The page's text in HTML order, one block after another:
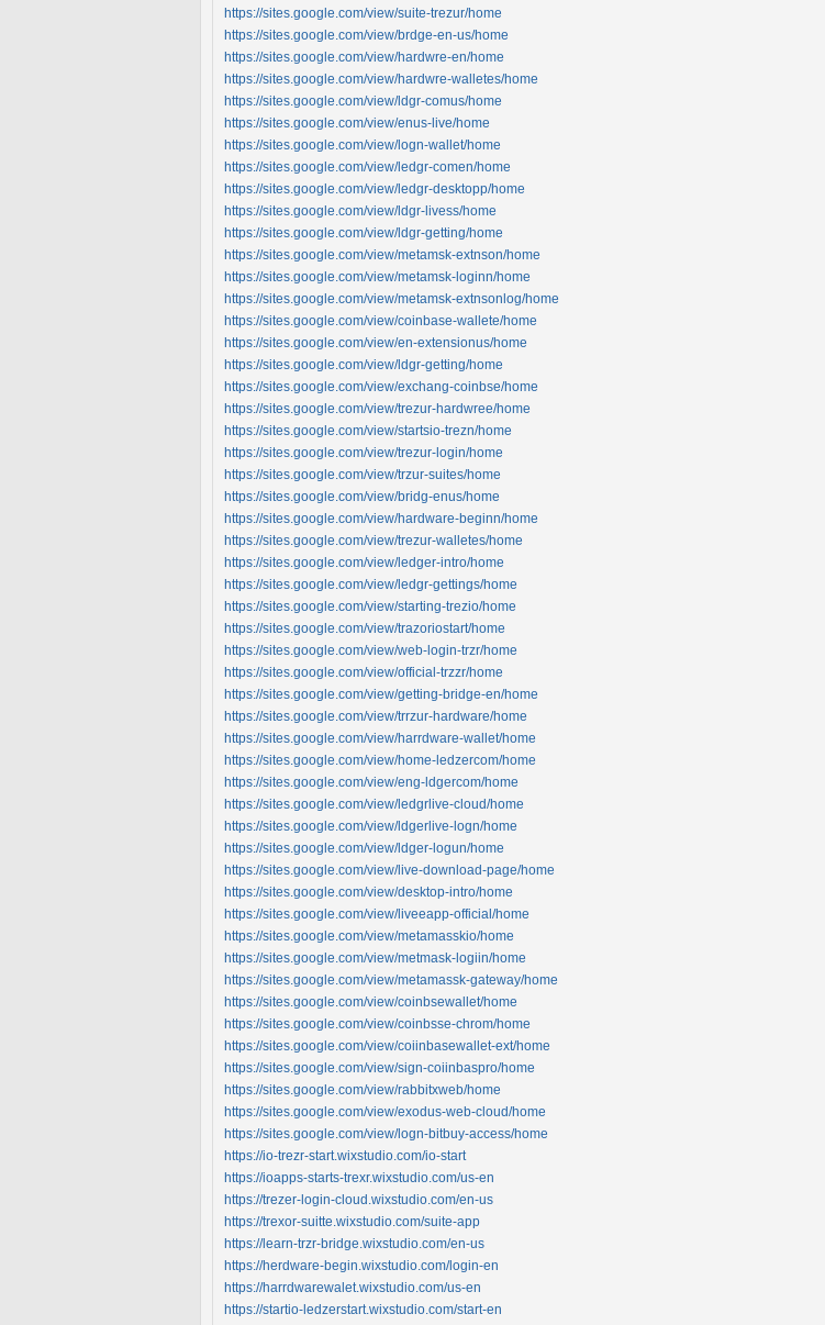
https://sites.google.com/view/suite-trezur/home
https://sites.google.com/view/brdge-en-us/home
https://sites.google.com/view/hardwre-en/home
https://sites.google.com/view/hardwre-walletes/home
https://sites.google.com/view/ldgr-comus/home
https://sites.google.com/view/enus-live/home
https://sites.google.com/view/logn-wallet/home
https://sites.google.com/view/ledgr-comen/home
https://sites.google.com/view/ledgr-desktopp/home
https://sites.google.com/view/ldgr-livess/home
https://sites.google.com/view/ldgr-getting/home
https://sites.google.com/view/metamsk-extnson/home
https://sites.google.com/view/metamsk-loginn/home
https://sites.google.com/view/metamsk-extnsonlog/home
https://sites.google.com/view/coinbase-wallete/home
https://sites.google.com/view/en-extensionus/home
https://sites.google.com/view/ldgr-getting/home
https://sites.google.com/view/exchang-coinbse/home
https://sites.google.com/view/trezur-hardwree/home
https://sites.google.com/view/startsio-trezn/home
https://sites.google.com/view/trezur-login/home
https://sites.google.com/view/trzur-suites/home
https://sites.google.com/view/bridg-enus/home
https://sites.google.com/view/hardware-beginn/home
https://sites.google.com/view/trezur-walletes/home
https://sites.google.com/view/ledger-intro/home
https://sites.google.com/view/ledgr-gettings/home
https://sites.google.com/view/starting-trezio/home
https://sites.google.com/view/trazoriostart/home
https://sites.google.com/view/web-login-trzr/home
https://sites.google.com/view/official-trzzr/home
https://sites.google.com/view/getting-bridge-en/home
https://sites.google.com/view/trrzur-hardware/home
https://sites.google.com/view/harrdware-wallet/home
https://sites.google.com/view/home-ledzercom/home
https://sites.google.com/view/eng-ldgercom/home
https://sites.google.com/view/ledgrlive-cloud/home
https://sites.google.com/view/ldgerlive-logn/home
https://sites.google.com/view/ldger-logun/home
https://sites.google.com/view/live-download-page/home
https://sites.google.com/view/desktop-intro/home
https://sites.google.com/view/liveeapp-official/home
https://sites.google.com/view/metamasskio/home
https://sites.google.com/view/metmask-logiin/home
https://sites.google.com/view/metamassk-gateway/home
https://sites.google.com/view/coinbsewallet/home
https://sites.google.com/view/coinbsse-chrom/home
https://sites.google.com/view/coiinbasewallet-ext/home
https://sites.google.com/view/sign-coiinbaspro/home
https://sites.google.com/view/rabbitxweb/home
https://sites.google.com/view/exodus-web-cloud/home
https://sites.google.com/view/logn-bitbuy-access/home
https://io-trezr-start.wixstudio.com/io-start
https://ioapps-starts-trexr.wixstudio.com/us-en
https://trezer-login-cloud.wixstudio.com/en-us
https://trexor-suitte.wixstudio.com/suite-app
https://learn-trzr-bridge.wixstudio.com/en-us
https://herdware-begin.wixstudio.com/login-en
https://harrdwarewalet.wixstudio.com/us-en
https://startio-ledzerstart.wixstudio.com/start-en